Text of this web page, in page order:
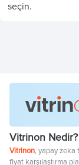
seçin.
Vitrinon Nedir?
Vitrinon, yapay zeka
fiyat karşılaştırma